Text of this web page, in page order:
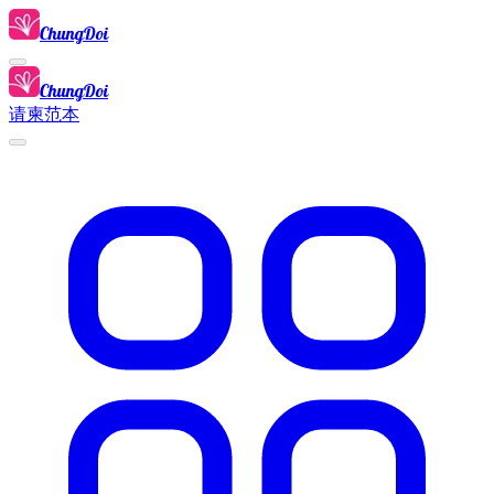
ChungDoi
ChungDoi
请柬范本